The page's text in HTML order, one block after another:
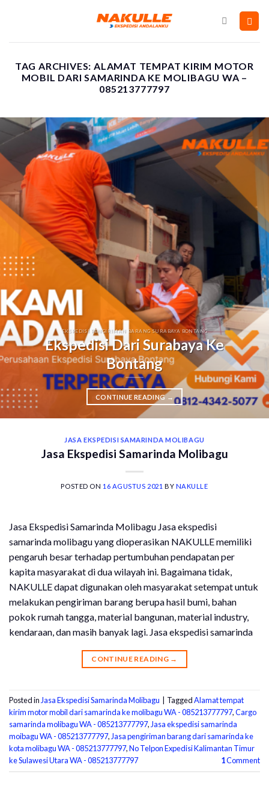
TAG ARCHIVES:ALAMAT TEMPAT KIRIM MOTOR
MOBIL DARI SAMARINDA KE MOLIBAGU WA –
085213777797
EKSPEDISI PENGIRIMAN BARANG SURABAYA BONTANG
Ekspedisi Dari Surabaya Ke
Bontang
CONTINUE READING →
JASA EKSPEDISI SAMARINDA MOLIBAGU
Jasa Ekspedisi Samarinda Molibagu
POSTED ON 16 AGUSTUS 2021 BY NAKULLE
Jasa Ekspedisi Samarinda Molibagu Jasa ekspedisi
samarinda molibagu yang dioperasikan NAKULLE memiliki
pengaruh besar terhadap pertumbuhan pendapatan per
kapita masyarakat di dua wilayah ini. Bagaimana tidak,
NAKULLE dapat digunakan oleh masyarakat setempat untuk
melakukan pengiriman barang berupa hasil bumi, bahan
pokok rumah tangga, material bangunan, material industry,
kendaraan, dan masih banyak lagi. Jasa ekspedisi samarinda
CONTINUE READING →
Posted in Jasa Ekspedisi Samarinda Molibagu TaggedAlamat tempat
kirim motor mobil dari samarinda ke molibagu WA - 085213777797,Cargo
samarinda molibagu WA - 085213777797, Jasa ekspedisi samarinda
moibagu WA - 085213777797, Jasa pengiriman barang dari samarinda ke
kota molibagu WA - 085213777797,No Telpon Expedisi Kalimantan Timur
ke Sulawesi Utara WA - 085213777797
1Comment